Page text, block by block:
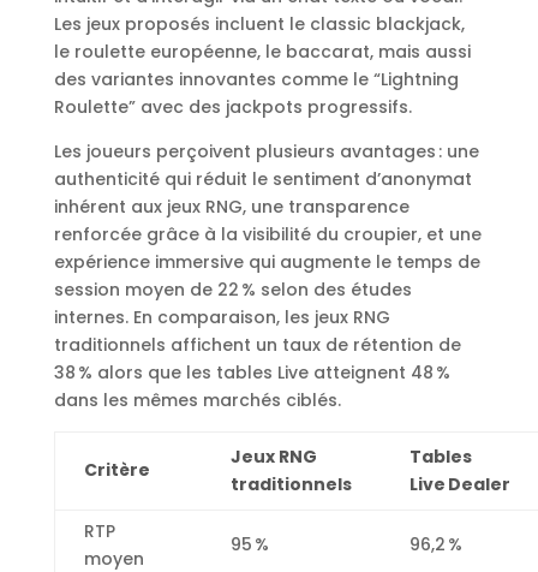
Les jeux proposés incluent le classic blackjack,
le roulette européenne, le baccarat, mais aussi
des variantes innovantes comme le “Lightning
Roulette” avec des jackpots progressifs.
Les joueurs perçoivent plusieurs avantages : une
authenticité qui réduit le sentiment d’anonymat
inhérent aux jeux RNG, une transparence
renforcée grâce à la visibilité du croupier, et une
expérience immersive qui augmente le temps de
session moyen de 22 % selon des études
internes. En comparaison, les jeux RNG
traditionnels affichent un taux de rétention de
38 % alors que les tables Live atteignent 48 %
dans les mêmes marchés ciblés.
Critère
Jeux RNG
traditionnels
Tables
Live Dealer
RTP
moyen
95 % 96,2 %